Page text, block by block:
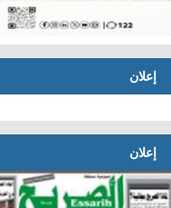
إعلان
إعلان